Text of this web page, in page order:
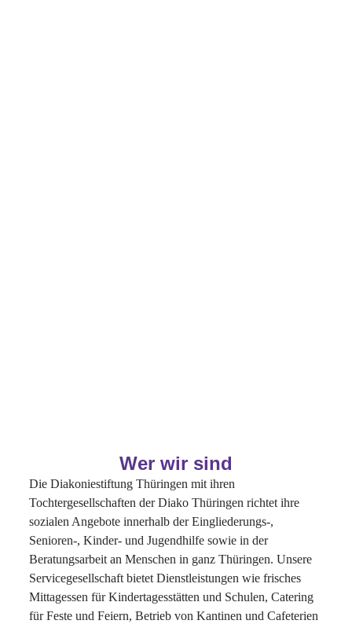
Wer wir sind
Die Diakoniestiftung Thüringen mit ihren
Tochtergesellschaften der Diako Thüringen richtet ihre
sozialen Angebote innerhalb der Eingliederungs-,
Senioren-, Kinder- und Jugendhilfe sowie in der
Beratungsarbeit an Menschen in ganz Thüringen. Unsere
Servicegesellschaft bietet Dienstleistungen wie frisches
Mittagessen für Kindertagesstätten und Schulen, Catering
für Feste und Feiern, Betrieb von Kantinen und Cafeterien